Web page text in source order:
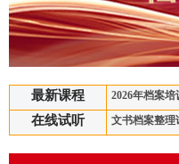
最新课程 2026年档案
在线试听 文书档案整理